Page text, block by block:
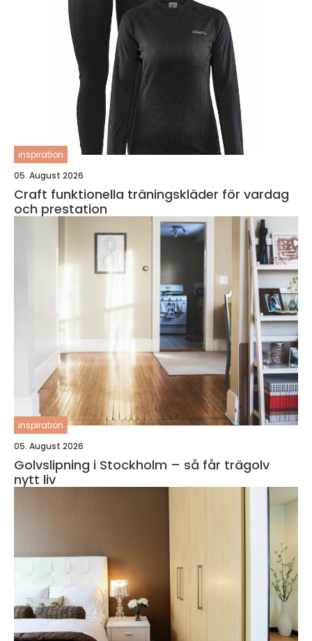
inspiration
05. August 2026
Craft funktionella träningskläder för vardag
och prestation
inspiration
05. August 2026
Golvslipning i Stockholm – så får trägolv
nytt liv